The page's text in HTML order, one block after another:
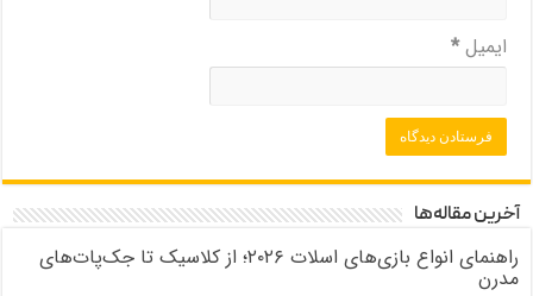
ایمیل*
آخرین مقاله‌ها
راهنمای انواع بازی‌های اسلات ۲۰۲۶؛ از کلاسیک تا جک‌پات‌های
مدرن